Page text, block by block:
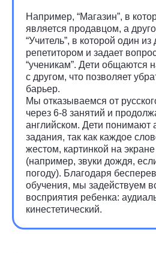
Например, “Магазин”, в
является продавцом, а
“Учитель”, в которой один из
репетитором и задает
“ученикам”. Дети общаются
с другом, что позволяет
барьер.
Мы отказываемся от
через 6-8 занятий и
английском. Дети понимают
задания, так как каждое
жестом, картинкой на
(например, звуки дождя,
погоду). Благодаря
обучения, мы задействуем
восприятия ребенка:
кинестетический.